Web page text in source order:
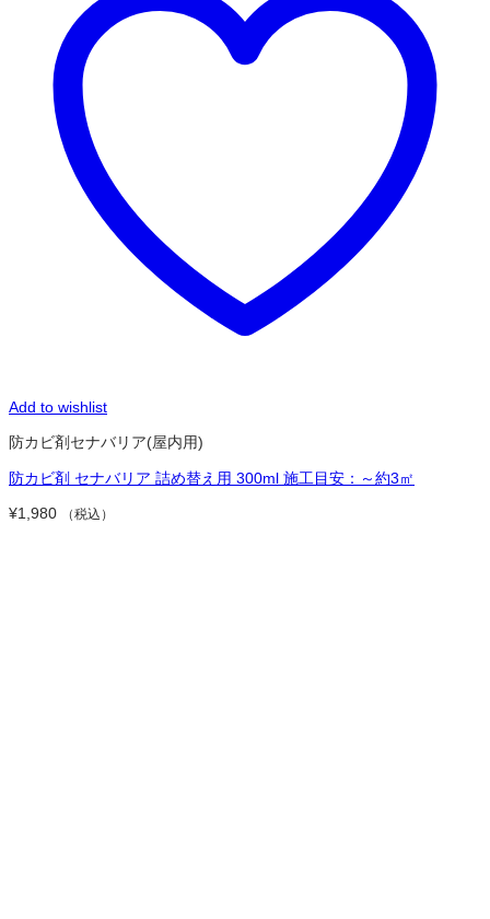
Add to wishlist
防カビ剤セナバリア(屋内用)
防カビ剤 セナバリア 詰め替え用 300ml 施工目安：～約3㎡
¥1,980 （税込）